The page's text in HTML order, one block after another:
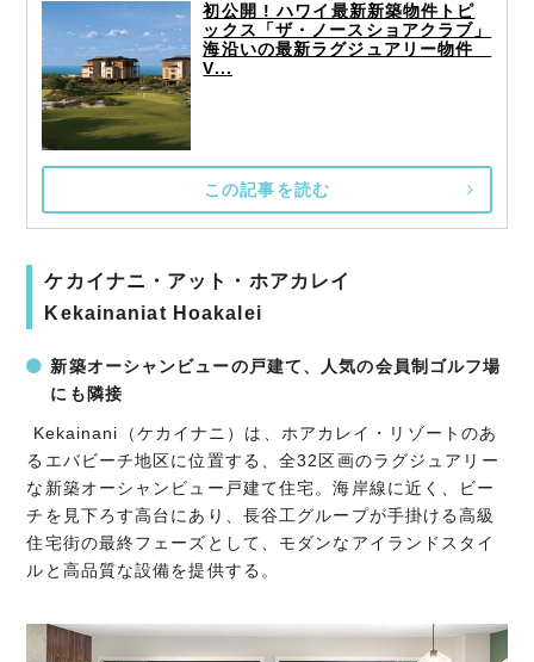
初公開 ! ハワイ最新新築物件トピ
ックス「ザ・ノースショアクラブ」
海沿いの最新ラグジュアリー物件
V...
この記事を読む
ケカイナニ・アット・ホアカレイ
Kekainaniat Hoakalei
新築オーシャンビューの戸建て、人気の会員制ゴルフ場
にも隣接
Kekainani（ケカイナニ）は、ホアカレイ・リゾートのあ
るエバビーチ地区に位置する、全32区画のラグジュアリー
な新築オーシャンビュー戸建て住宅。海岸線に近く、ビー
チを見下ろす高台にあり、長谷工グループが手掛ける高級
住宅街の最終フェーズとして、モダンなアイランドスタイ
ルと高品質な設備を提供する。